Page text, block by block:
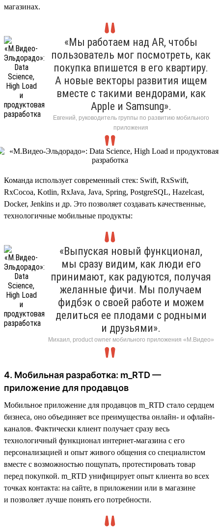
магазинах.
«Мы работаем над AR, чтобы
пользователь мог посмотреть, как
покупка впишется в его квартиру.
А новые векторы развития ищем
вместе с такими вендорами, как
Apple и Samsung».
Евгений, руководитель группы по развитию мобильного
приложения
Команда использует современный стек: Swift, RxSwift,
RxCocoa, Kotlin, RxJava, Java, Spring, PostgreSQL, Hazelcast,
Docker, Jenkins и др. Это позволяет создавать качественные,
технологичные мобильные продукты:
«Выпуская новый функционал,
мы сразу видим, как люди его
принимают, как радуются, получая
желанные фичи. Мы получаем
фидбэк о своей работе и можем
делиться ее плодами с родными
и друзьями».
Михаил, product owner мобильного приложения «М.Видео»
4. Мобильная разработка: m_RTD —
приложение для продавцов
Мобильное приложение для продавцов m_RTD стало сердцем
бизнеса, оно объединяет все преимущества онлайн- и офлайн-
каналов. Фактически клиент получает сразу весь
технологичный функционал интернет-магазина с его
персонализацией и опыт живого общения со специалистом
вместе с возможностью пощупать, протестировать товар
перед покупкой. m_RTD унифицирует опыт клиента во всех
точках контакта: на сайте, в приложении или в магазине
и позволяет лучше понять его потребности.